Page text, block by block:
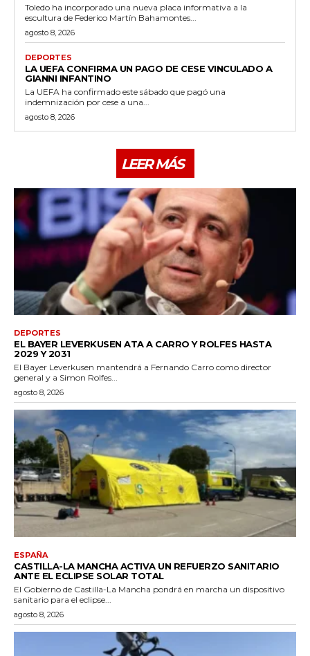
Toledo ha incorporado una nueva placa informativa a la
escultura de Federico Martín Bahamontes...
agosto 8, 2026
DEPORTES
LA UEFA CONFIRMA UN PAGO DE CESE VINCULADO A
GIANNI INFANTINO
La UEFA ha confirmado este sábado que pagó una
indemnización por cese a una...
agosto 8, 2026
LEER MÁS
DEPORTES
EL BAYER LEVERKUSEN ATA A CARRO Y ROLFES HASTA
2029 Y 2031
El Bayer Leverkusen mantendrá a Fernando Carro como director
general y a Simon Rolfes...
agosto 8, 2026
ESPAÑA
CASTILLA-LA MANCHA ACTIVA UN REFUERZO SANITARIO
ANTE EL ECLIPSE SOLAR TOTAL
El Gobierno de Castilla-La Mancha pondrá en marcha un dispositivo
sanitario para el eclipse...
agosto 8, 2026